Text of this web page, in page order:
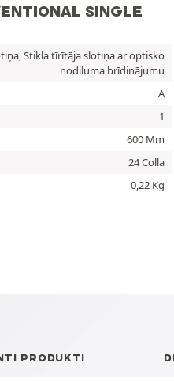
SINGLE
Stikla tīrītāja slotiņa ar optisko
nodiluma brīdinājumu
A
1
600 Mm
24 Colla
0,22 Kg
PRODUKTI